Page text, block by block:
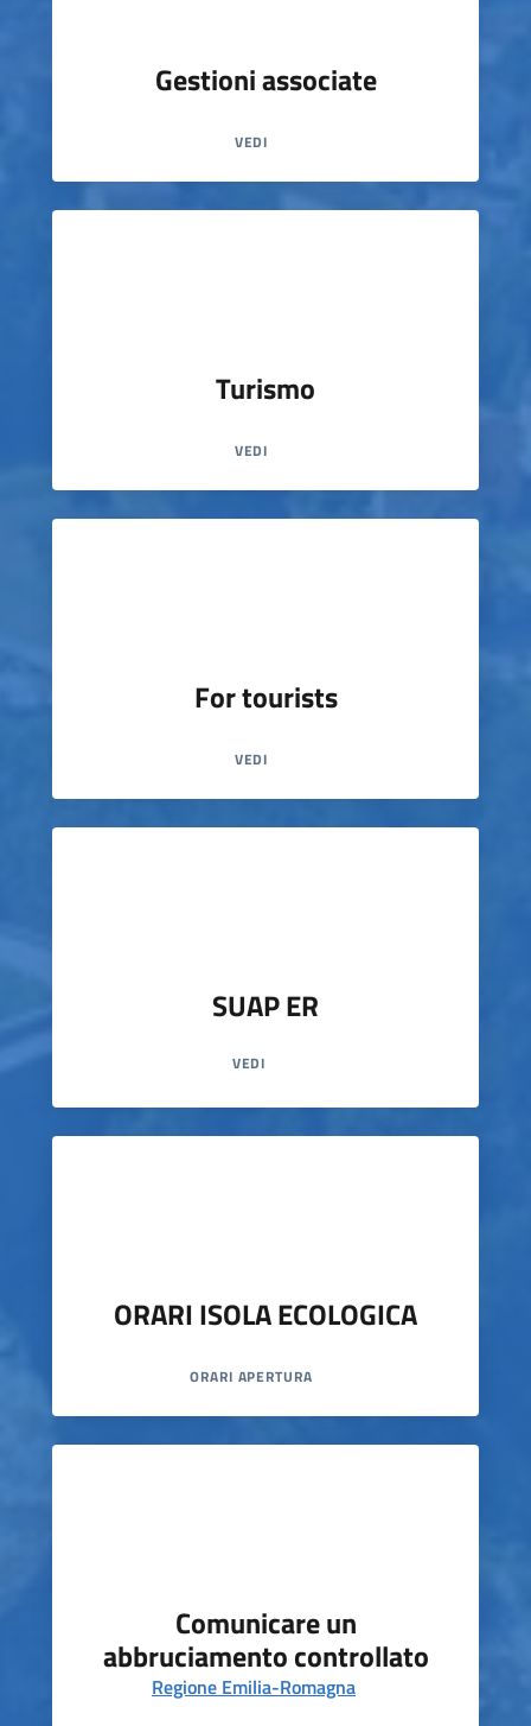
Gestioni associate
VEDI
Turismo
VEDI
For tourists
VEDI
SUAP ER
VEDI
ORARI ISOLA ECOLOGICA
ORARI APERTURA
Comunicare un
abbruciamento controllato
Regione Emilia-Romagna